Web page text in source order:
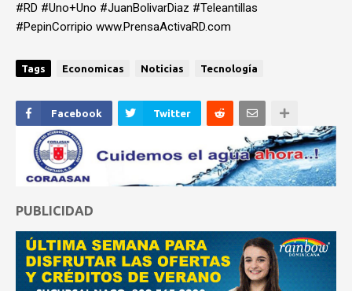
#RD #Uno+Uno #JuanBolivarDiaz #Teleantillas
#PepinCorripio www.PrensaActivaRD.com
Tags Economicas Noticias Tecnología
Facebook Twitter
PUBLICIDAD